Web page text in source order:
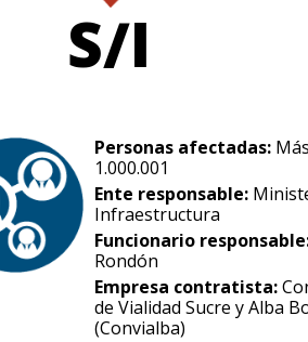
S/I
Personas afectadas:
1.000.001
Ente responsable:
Infraestructura
Funcionario
Rondón
Empresa contratista:
de Vialidad Sucre y Alba
(Convialba)